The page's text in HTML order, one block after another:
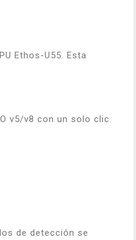
Ethos-U55. Esta
v5/v8 con un solo clic.
de detección se